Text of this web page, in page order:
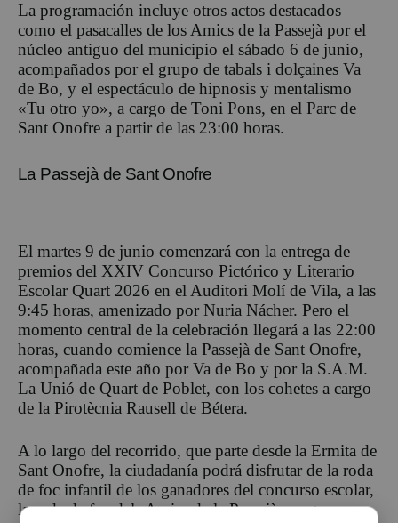
La programación incluye otros actos destacados
como el pasacalles de los Amics de la Passejà por el
núcleo antiguo del municipio el sábado 6 de junio,
acompañados por el grupo de tabals i dolçaines Va
de Bo, y el espectáculo de hipnosis y mentalismo
«Tu otro yo», a cargo de Toni Pons, en el Parc de
Sant Onofre a partir de las 23:00 horas.
La Passejà de Sant Onofre
El martes 9 de junio comenzará con la entrega de
premios del XXIV Concurso Pictórico y Literario
Escolar Quart 2026 en el Auditori Molí de Vila, a las
9:45 horas, amenizado por Nuria Nácher. Pero el
momento central de la celebración llegará a las 22:00
horas, cuando comience la Passejà de Sant Onofre,
acompañada este año por Va de Bo y por la S.A.M.
La Unió de Quart de Poblet, con los cohetes a cargo
de la Pirotècnia Rausell de Bétera.
A lo largo del recorrido, que parte desde la Ermita de
Sant Onofre, la ciudadanía podrá disfrutar de la roda
de foc infantil de los ganadores del concurso escolar,
la roda de foc dels Amics de la Passejà, un gran